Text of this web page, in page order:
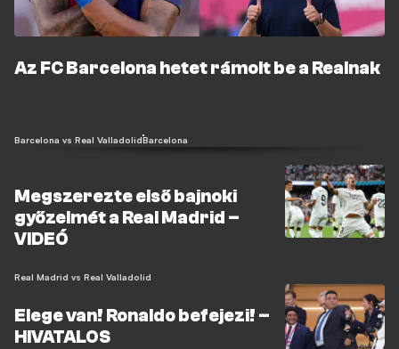
Az FC Barcelona hetet rámolt be a Realnak
Barcelona vs Real ValladolidBarcelona
Megszerezte első bajnoki
győzelmét a Real Madrid –
VIDEÓ
Real Madrid vs Real Valladolid
Elege van! Ronaldo befejezi! –
HIVATALOS